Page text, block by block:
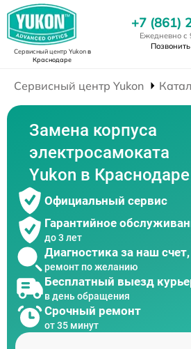
Сервисный центр Yukonв
Краснодаре
+7 (861)
Ежедневно с
Позвонить
Сервисный центр Yukon
Замена корпуса
электросамоката
Yukon в Краснодаре
Официальный сервис
Гарантийное
до 3 лет
Диагностика за наш счет,
ремонт по желанию
Бесплатный выезд
в день обращения
Срочный ремонт
от 35 минут